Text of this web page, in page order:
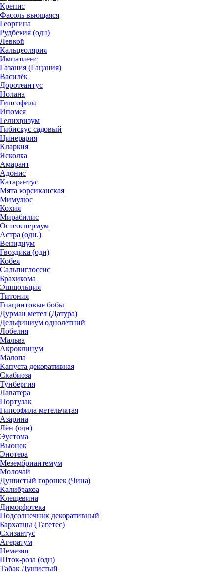
Крепис
Фасоль вьющаяся
Георгина
Рудбекия (одн)
Левкой
Кальцеолярия
Импатиенс
Газания (Гацания)
Василёк
Доротеантус
Нолана
Гипсофила
Ипомея
Гелихризум
Гибискус садовый
Цинерария
Кларкия
Ясколка
Амарант
Адонис
Катарантус
Мята корсиканская
Мимулюс
Кохия
Мирабилис
Остеоспермум
Астра (одн.)
Венидиум
Гвоздика (одн)
Кобея
Сальпиглоссис
Брахикома
Эшшольция
Титония
Гиацинтовые бобы
Дурман метел (Датура)
Дельфиниум однолетний
Лобелия
Мальва
Акроклинум
Малопа
Капуста декоративная
Скабиоза
Тунбергия
Лаватера
Портулак
Гипсофила метельчатая
Азарина
Лён (одн)
Эустома
Вьюнок
Энотера
Мезембриантемум
Молочай
Душистый горошек (Чина)
Калибрахоа
Клещевина
Диморфотека
Подсолнечник декоративный
Бархатцы (Тагетес)
Схизантус
Агератум
Немезия
Шток-роза (одн)
Табак Душистый